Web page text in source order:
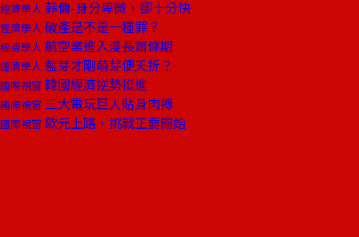
經濟學人 菲傭-身分卑微，卻十分快
經濟學人 破產是不是一種罪？
經濟學人 航空業進入漫長蕭條期
經濟學人 藍芽才剛萌芽便夭折？
國際視窗 韓國經濟逆勢挺進
國際視窗 三大電玩巨人貼身肉搏
國際視窗 歐元上路，挑戰正要開始